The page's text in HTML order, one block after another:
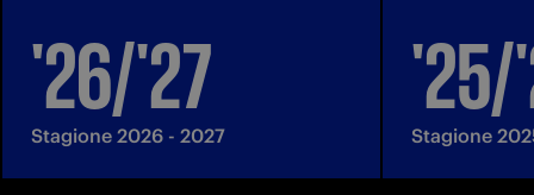
'26/'27
Stagione 2026 - 2027
'25/
Stagione